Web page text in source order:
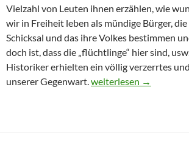
Vielzahl von Leuten ihnen erzählen, wie
wir in Freiheit leben als mündige Bürger,
Schicksal und das ihre Volkes bestimmen
doch ist, dass die „flüchtlinge“ hier sind,
Historiker erhielten ein völlig verzerrtes
unserer Gegenwart.Dies und Das –
weiterlesen →